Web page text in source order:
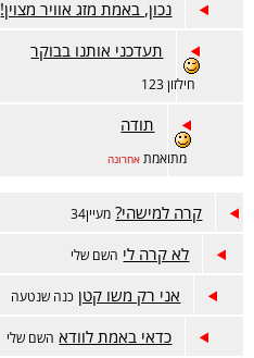
נכון, באמת מזג אוויר מצוין!
תעדכני אותנו בבוקר
חילזון 123
תודה
מתואמת אחרונה
קרה למישהי? מעיין34
לא קרה לי השם שלי
אני רק משו קטן כנה שנטעה
כדאי באמת לוודא השם שלי